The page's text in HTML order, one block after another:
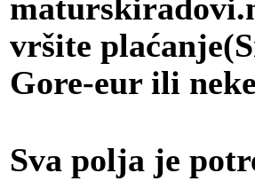
vršite
Gore-eur ili
Sva polja je